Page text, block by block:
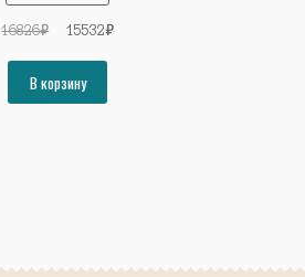
16826₽
Первоначальная
составляла
16826₽.
15532₽Текущая
В корзину